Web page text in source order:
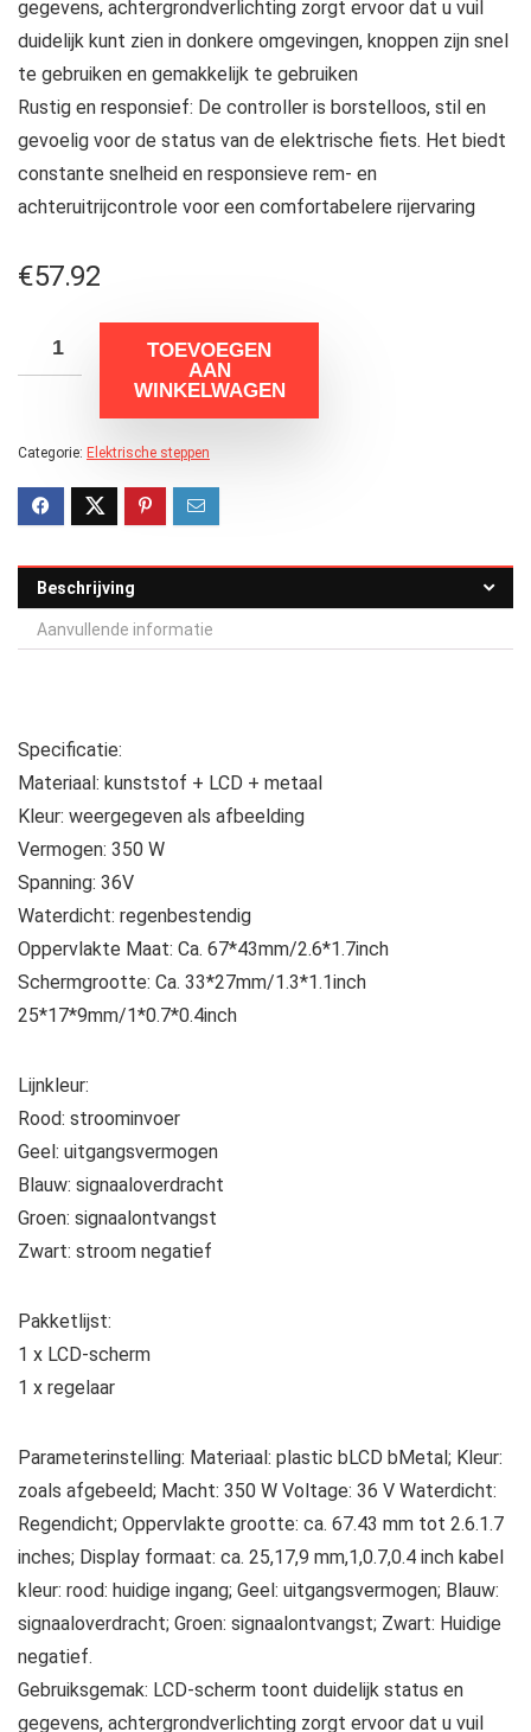
gegevens, achtergrondverlichting zorgt ervoor dat u vuil
duidelijk kunt zien in donkere omgevingen, knoppen zijn snel
te gebruiken en gemakkelijk te gebruiken
Rustig en responsief: De controller is borstelloos, stil en
gevoelig voor de status van de elektrische fiets. Het biedt
constante snelheid en responsieve rem- en
achteruitrijcontrole voor een comfortabelere rijervaring
€57.92
TOEVOEGEN
AAN
WINKELWAGEN
Categorie: Elektrische steppen
Beschrijving
Aanvullende informatie
Specificatie:
Materiaal: kunststof + LCD + metaal
Kleur: weergegeven als afbeelding
Vermogen: 350 W
Spanning: 36V
Waterdicht: regenbestendig
Oppervlakte Maat: Ca. 67*43mm/2.6*1.7inch
Schermgrootte: Ca. 33*27mm/1.3*1.1inch
25*17*9mm/1*0.7*0.4inch
Lijnkleur:
Rood: stroominvoer
Geel: uitgangsvermogen
Blauw: signaaloverdracht
Groen: signaalontvangst
Zwart: stroom negatief
Pakketlijst:
1 x LCD-scherm
1 x regelaar
Parameterinstelling: Materiaal: plastic bLCD bMetal; Kleur:
zoals afgebeeld; Macht: 350 W Voltage: 36 V Waterdicht:
Regendicht; Oppervlakte grootte: ca. 67.43 mm tot 2.6.1.7
inches; Display formaat: ca. 25,17,9 mm,1,0.7,0.4 inch kabel
kleur: rood: huidige ingang; Geel: uitgangsvermogen; Blauw:
signaaloverdracht; Groen: signaalontvangst; Zwart: Huidige
negatief.
Gebruiksgemak: LCD-scherm toont duidelijk status en
gegevens, achtergrondverlichting zorgt ervoor dat u vuil